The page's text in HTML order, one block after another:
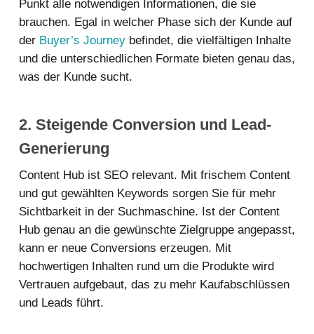
Punkt alle notwendigen Informationen, die sie
brauchen. Egal in welcher Phase sich der Kunde auf
der Buyer’s Journeybefindet, die vielfältigen Inhalte
und die unterschiedlichen Formate bieten genau das,
was der Kunde sucht.
2. Steigende Conversion und Lead-
Generierung
Content Hub ist SEO relevant. Mit frischem Content
und gut gewählten Keywords sorgen Sie für mehr
Sichtbarkeit in der Suchmaschine. Ist der Content
Hub genau an die gewünschte Zielgruppe angepasst,
kann er neue Conversions erzeugen. Mit
hochwertigen Inhalten rund um die Produkte wird
Vertrauen aufgebaut, das zu mehr Kaufabschlüssen
und Leads führt.